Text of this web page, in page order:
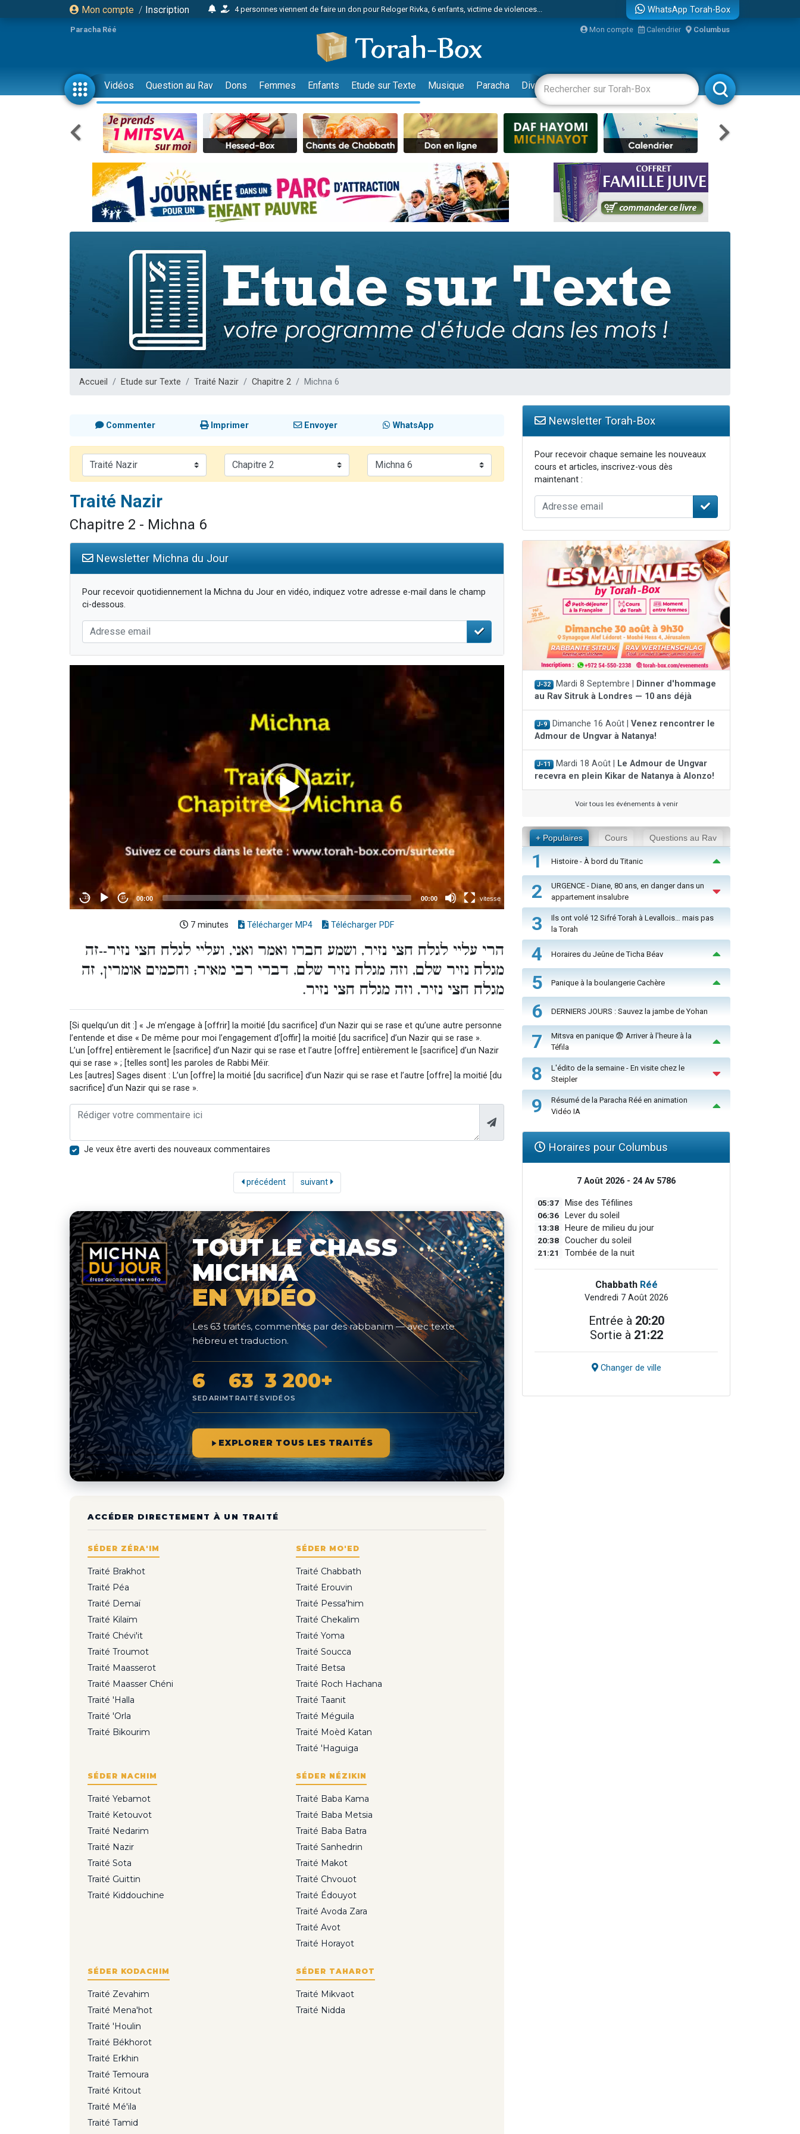
Mon compte / Inscription
4 personnes viennent de faire un don pour Reloger Rivka, 6 enfants, victime de violences...
17 personnes viennent de demander une bénédiction
4 personnes viennent de nous rejoindre sur WhatsApp
Il reste 49 places pour étudier en groupe sur Zoom
23 personnes viennent de faire un don pour Diane, 80 ans, dans un appartement insalubre
Eva vient de donner son Maasser
4 personnes viennent de nous rejoindre sur WhatsApp
3 personnes viennent de nous rejoindre sur WhatsApp
3 personnes viennent de faire un don pour 5 jours de vacances aux Orphelins
Odaya vient de donner son Maasser
2 personnes viennent de nous rejoindre sur WhatsApp
13 personnes viennent de demander une bénédiction
Il reste 49 places pour étudier en groupe sur Zoom
3 personnes viennent de nous rejoindre sur WhatsApp
2 personnes viennent de nous rejoindre sur WhatsApp
2 nouvelles musiques dans Torah-Box Music
6 personnes viennent de nous rejoindre sur WhatsApp
WhatsApp Torah-Box
Paracha Réé Mon compte Calendrier Columbus
Vidéos Question au Rav Dons Femmes Enfants Etude sur Texte Musique Paracha Divertissements Livres Rabbanim
Accueil Etude sur Texte Traité Nazir Chapitre 2 Michna 6
Commenter Imprimer Envoyer WhatsApp
Traité Nazir
Chapitre 2 - Michna 6
Newsletter Michna du Jour
Pour recevoir quotidiennement la Michna du Jour en vidéo, indiquez votre adresse e-mail dans le champ
ci-dessous.
7 minutes Télécharger MP4 Télécharger PDF
הרי עליי לגלח חצי נזיר, ושמע חברו ואמר ואני, ועליי לגלח חצי נזיר--זה
מגלח נזיר שלם, וזה מגלח נזיר שלם, דברי רבי מאיר; וחכמים אומרין, זה
מגלח חצי נזיר, וזה מגלח חצי נזיר.
[Si quelqu’un dit :] « Je m’engage à [offrir] la moitié [du sacrifice] d’un Nazir qui se rase et qu’une autre personne
l’entende et dise « De même pour moi l’engagement d’[offir] la moitié [du sacrifice] d’un Nazir qui se rase ».
L’un [offre] entièrement le [sacrifice] d’un Nazir qui se rase et l’autre [offre] entièrement le [sacrifice] d’un Nazir
qui se rase » ; [telles sont] les paroles de Rabbi Méïr.
Les [autres] Sages disent : L’un [offre] la moitié [du sacrifice] d’un Nazir qui se rase et l’autre [offre] la moitié [du
sacrifice] d’un Nazir qui se rase ».
Je veux être averti des nouveaux commentaires
précédent suivant
TOUT LE CHASS
MICHNA
EN VIDÉO
Les 63 traités, commentés par des rabbanim — avec texte
hébreu et traduction.
6
SEDARIM
63
TRAITÉS
3 200+
VIDÉOS
EXPLORER TOUS LES TRAITÉS
ACCÉDER DIRECTEMENT À UN TRAITÉ
SÉDER ZÉRA'IM
Traité Brakhot
Traité Péa
Traité Demaï
Traité Kilaïm
Traité Chévi'it
Traité Troumot
Traité Maasserot
Traité Maasser Chéni
Traité 'Halla
Traité 'Orla
Traité Bikourim
SÉDER MO'ED
Traité Chabbath
Traité Erouvin
Traité Pessa'him
Traité Chekalim
Traité Yoma
Traité Soucca
Traité Betsa
Traité Roch Hachana
Traité Taanit
Traité Méguila
Traité Moèd Katan
Traité 'Haguiga
SÉDER NACHIM
Traité Yebamot
Traité Ketouvot
Traité Nedarim
Traité Nazir
Traité Sota
Traité Guittin
Traité Kiddouchine
SÉDER NÉZIKIN
Traité Baba Kama
Traité Baba Metsia
Traité Baba Batra
Traité Sanhedrin
Traité Makot
Traité Chvouot
Traité Édouyot
Traité Avoda Zara
Traité Avot
Traité Horayot
SÉDER KODACHIM
Traité Zevahim
Traité Mena'hot
Traité 'Houlin
Traité Békhorot
Traité Erkhin
Traité Temoura
Traité Kritout
Traité Mé'ila
Traité Tamid
SÉDER TAHAROT
Traité Mikvaot
Traité Nidda
Newsletter Torah-Box
Pour recevoir chaque semaine les nouveaux
cours et articles, inscrivez-vous dès
maintenant :
J-32 Mardi 8 Septembre |
Dinner d'hommage
au Rav Sitruk à Londres — 10 ans déjà
J-9 Dimanche 16 Août | Venez rencontrer le
Admour de Ungvar à Natanya!
J-11 Mardi 18 Août |
Le Admour de Ungvar
recevra en plein Kikar de Natanya à Alonzo!
Voir tous les événements à venir
+ Populaires Cours Questions au Rav
1 Histoire - À bord du Titanic
2
URGENCE - Diane, 80 ans, en danger dans un
appartement insalubre
3
Ils ont volé 12 Sifré Torah à Levallois… mais pas
la Torah
4 Horaires du Jeûne de Ticha Béav
5 Panique à la boulangerie Cachère
6 DERNIERS JOURS : Sauvez la jambe de Yohan
7
Mitsva en panique 😨 Arriver à l'heure à la
Téfila
8
L'édito de la semaine - En visite chez le
Steipler
9
Résumé de la Paracha Réé en animation
Vidéo IA
Horaires pour Columbus
7 Août 2026 - 24 Av 5786
05:37 Mise des Téfilines
06:36 Lever du soleil
13:38 Heure de milieu du jour
20:38 Coucher du soleil
21:21 Tombée de la nuit
Chabbath Réé
Vendredi 7 Août 2026
Entrée à 20:20
Sortie à 21:22
Changer de ville